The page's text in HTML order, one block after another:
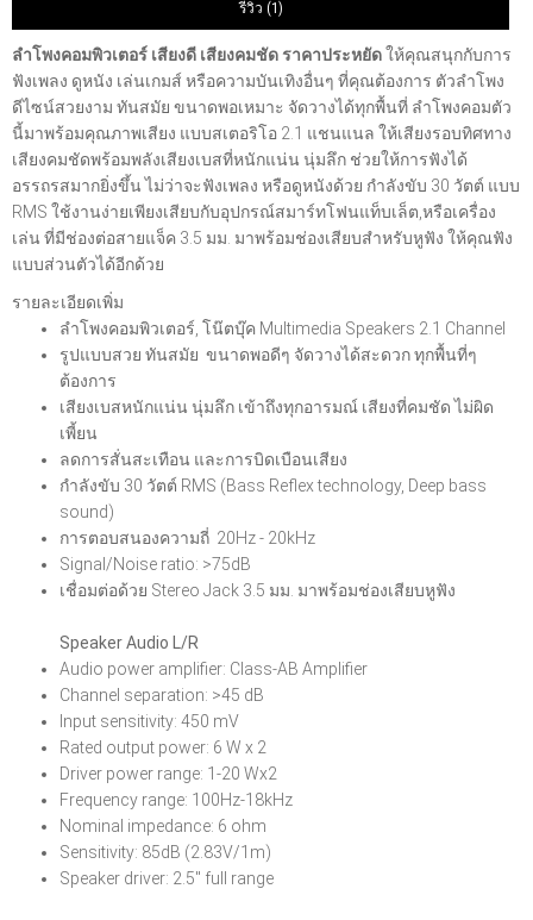
รีวิว (1)
ลำโพงคอมพิวเตอร์ เสียงดี เสียงคมชัด ราคาประหยัดให้คุณสนุกกับการ
ฟังเพลง ดูหนัง เล่นเกมส์ หรือความบันเทิงอื่นๆ ที่คุณต้องการ ตัวลำโพง
ดีไซน์สวยงาม ทันสมัย ขนาดพอเหมาะ จัดวางได้ทุกพื้นที่ ลำโพงคอมตัว
นี้มาพร้อมคุณภาพเสียง แบบสเตอริโอ 2.1 แชนแนล ให้เสียงรอบทิศทาง
เสียงคมชัดพร้อมพลังเสียงเบสที่หนักแน่น นุ่มลึก ช่วยให้การฟังได้
อรรถรสมากยิ่งขึ้น ไม่ว่าจะฟังเพลง หรือดูหนังด้วย กำลังขับ 30 วัตต์ แบบ
RMS ใช้งานง่ายเพียงเสียบกับอุปกรณ์สมาร์ทโฟนแท็บเล็ต,หรือเครื่อง
เล่น ที่มีช่องต่อสายแจ็ค 3.5 มม. มาพร้อมช่องเสียบสำหรับหูฟัง ให้คุณฟัง
แบบส่วนตัวได้อีกด้วย
รายละเอียดเพิ่ม
ลำโพงคอมพิวเตอร์, โน๊ตบุ๊ค Multimedia Speakers 2.1 Channel
รูปแบบสวย ทันสมัย ขนาดพอดีๆ จัดวางได้สะดวก ทุกพื้นที่ๆ
ต้องการ
เสียงเบสหนักแน่น นุ่มลึก เข้าถึงทุกอารมณ์ เสียงที่คมชัด ไม่ผิด
เพี้ยน
ลดการสั่นสะเทือน และการบิดเบือนเสียง
กำลังขับ 30 วัตต์ RMS (Bass Reflex technology, Deep bass
sound)
การตอบสนองความถี่ 20Hz - 20kHz
Signal/Noise ratio: >75dB
เชื่อมต่อด้วย Stereo Jack 3.5 มม. มาพร้อมช่องเสียบหูฟัง
Speaker Audio L/R
Audio power amplifier: Class-AB Amplifier
Channel separation: >45 dB
Input sensitivity: 450 mV
Rated output power: 6 W x 2
Driver power range: 1-20 Wx2
Frequency range: 100Hz-18kHz
Nominal impedance: 6 ohm
Sensitivity: 85dB (2.83V/1m)
Speaker driver: 2.5" full range